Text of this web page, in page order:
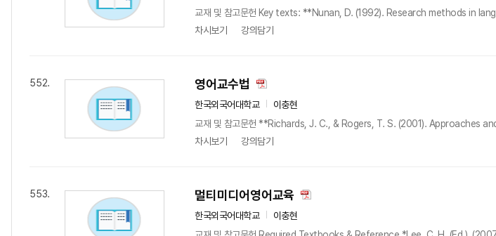
교재 및 참고문헌 Key texts: **Nunan, D. (1992). Research methods in
차시보기
강의담기
552. 영어교수법
한국외국어대학교
이충현
교재 및 참고문헌 **Richards, J. C., & Rogers, T. S. (2001). Approaches
차시보기
강의담기
553. 멀티미디어영어교육
한국외국어대학교
이충현